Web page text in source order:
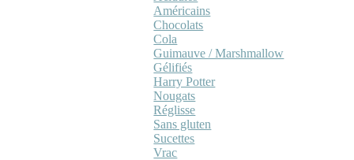
Américains
Chocolats
Cola
Guimauve / Marshmallow
Gélifiés
Harry Potter
Nougats
Réglisse
Sans gluten
Sucettes
Vrac